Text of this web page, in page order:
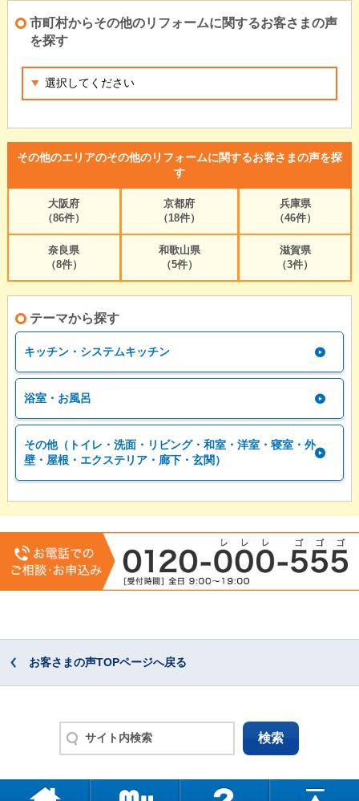
市町村からその他のリフォームに関するお客さまの声
を探す
その他のエリアのその他のリフォームに関するお客さまの声を探
す
大阪府
（86件）
京都府
（18件）
兵庫県
（46件）
奈良県
（8件）
和歌山県
（5件）
滋賀県
（3件）
テーマから探す
キッチン・システムキッチン
浴室・お風呂
その他（トイレ・洗面・リビング・和室・洋室・寝室・外
壁・屋根・エクステリア・廊下・玄関）
お客さまの声TOPページへ戻る